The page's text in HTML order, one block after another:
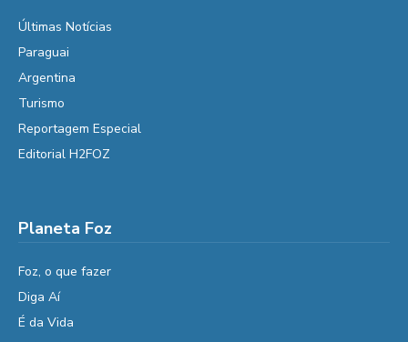
Últimas Notícias
Paraguai
Argentina
Turismo
Reportagem Especial
Editorial H2FOZ
Planeta Foz
Foz, o que fazer
Diga Aí
É da Vida